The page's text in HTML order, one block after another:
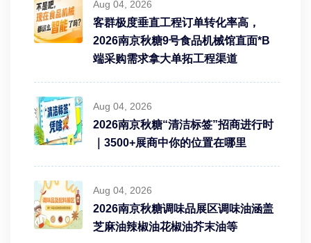
Aug 04, 2026
客群极度垂直工程订单转化率高，
2026南京秋糖9号食品机械馆直面*B
端采购需求拿大单拓工程渠道
Aug 04, 2026
2026南京秋糖“清洁标签”招商进行时
｜3500+展商中你的位置在哪里
Aug 04, 2026
2026南京秋糖调味品展区调味油涵盖
芝麻油辣椒油花椒油芥末油等